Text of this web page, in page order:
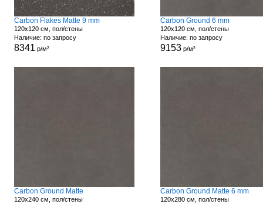
Carbon Flakes Matte 9 mm
120x120 см, пол/стены
Наличие: по запросу
8341 р/м²
Carbon Ground 6 mm
120x120 см, пол/стены
Наличие: по запросу
9153р/м²
Carbon Ground Matte
120x240 см, пол/стены
Carbon Ground Matte 6 mm
120x280 см, пол/стены